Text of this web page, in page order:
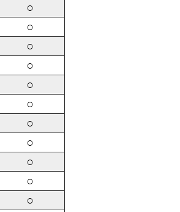
○
○
○
○
○
○
○
○
○
○
○